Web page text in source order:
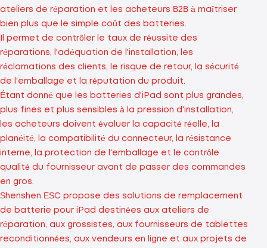
ateliers de réparation et les acheteurs B2B à maîtriser
bien plus que le simple coût des batteries.
Il permet de contrôler le taux de réussite des
réparations, l'adéquation de l'installation, les
réclamations des clients, le risque de retour, la sécurité
de l'emballage et la réputation du produit.
Étant donné que les batteries d'iPad sont plus grandes,
plus fines et plus sensibles à la pression d'installation,
les acheteurs doivent évaluer la capacité réelle, la
planéité, la compatibilité du connecteur, la résistance
interne, la protection de l'emballage et le contrôle
qualité du fournisseur avant de passer des commandes
en gros.
Shenshen ESC propose des solutions de remplacement
de batterie pour iPad destinées aux ateliers de
réparation, aux grossistes, aux fournisseurs de tablettes
reconditionnées, aux vendeurs en ligne et aux projets de